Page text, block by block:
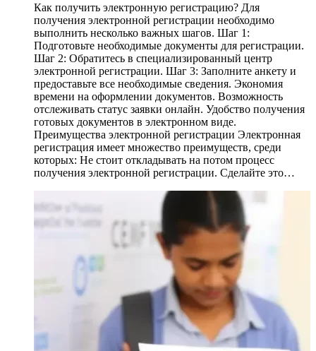
Как получить электронную регистрацию? Для
получения электронной регистрации необходимо
выполнить несколько важных шагов. Шаг 1:
Подготовьте необходимые документы для регистрации.
Шаг 2: Обратитесь в специализированный центр
электронной регистрации. Шаг 3: Заполните анкету и
предоставьте все необходимые сведения. Экономия
времени на оформлении документов. Возможность
отслеживать статус заявки онлайн. Удобство получения
готовых документов в электронном виде.
Преимущества электронной регистрации Электронная
регистрация имеет множество преимуществ, среди
которых: Не стоит откладывать на потом процесс
получения электронной регистрации. Сделайте это…